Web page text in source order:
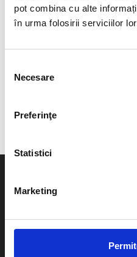
pot combina cu alte
în urma folosirii serviciilor
consimțământului
Necesare
Preferinţe
Statistici
Marketing
Pret la cerere
Femei|Jachete și veste
Pret la cerere
Platforma S.O.L